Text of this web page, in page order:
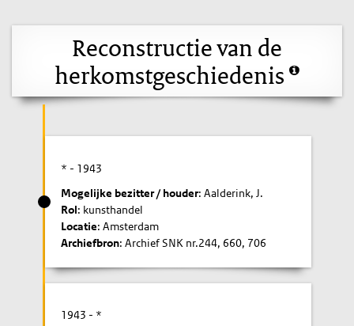
Reconstructie van de
herkomstgeschiedenis
* - 1943
Mogelijke bezitter / houder: Aalderink, J.
Rol: kunsthandel
Locatie: Amsterdam
Archiefbron: Archief SNK nr.244, 660, 706
1943 - *